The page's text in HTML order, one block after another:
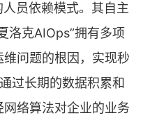
员依赖模式。其自主
洛克AIOps”拥有多项
问题的根因，实现秒
过长期的数据积累和
络算法对企业的业务